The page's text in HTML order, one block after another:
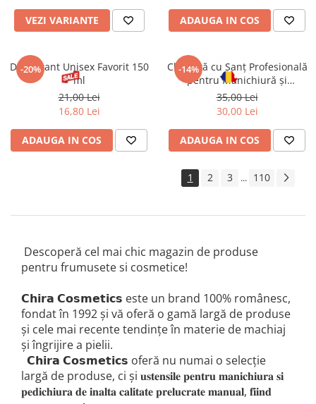
VEZI VARIANTE ADAUGA IN COS
-20%
Deodorant Unisex Favorit 150
ml
21,00 Lei
16,80 Lei
ADAUGA IN COS
-14%
Chiuretă cu Șanț Profesională
pentru Manichiură și
Pedichiură C 2 mm CHIRA
35,00 Lei
30,00 Lei
ADAUGA IN COS
1 2 3 ... 110
Descoperă cel mai chic magazin de produse
pentru frumusete si cosmetice!
𝗖𝗵𝗶𝗿𝗮 𝗖𝗼𝘀𝗺𝗲𝘁𝗶𝗰𝘀 este un brand 100% românesc,
fondat în 1992 și vă oferă o gamă largă de produse
și cele mai recente tendințe în materie de machiaj
și îngrijire a pielii.
𝗖𝗵𝗶𝗿𝗮 𝗖𝗼𝘀𝗺𝗲𝘁𝗶𝗰𝘀 oferă nu numai o selecție
largă de produse, ci și 𝐮𝐬𝐭𝐞𝐧𝐬𝐢𝐥𝐞 𝐩𝐞𝐧𝐭𝐫𝐮 𝐦𝐚𝐧𝐢𝐜𝐡𝐢𝐮𝐫𝐚 𝐬𝐢
𝐩𝐞𝐝𝐢𝐜𝐡𝐢𝐮𝐫𝐚 𝐝𝐞 𝐢𝐧𝐚𝐥𝐭𝐚 𝐜𝐚𝐥𝐢𝐭𝐚𝐭𝐞 𝐩𝐫𝐞𝐥𝐮𝐜𝐫𝐚𝐭𝐞 𝐦𝐚𝐧𝐮𝐚𝐥, 𝐟𝐢𝐢𝐧𝐝